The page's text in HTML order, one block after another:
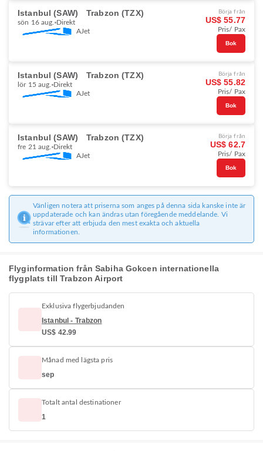
Istanbul (SAW) Trabzon (TZX)
sön 16 aug. Direkt
AJet
Börja från
US$ 55.77
Pris/ Pax
Bok
Istanbul (SAW) Trabzon (TZX)
lör 15 aug. Direkt
AJet
Börja från
US$ 55.82
Pris/ Pax
Bok
Istanbul (SAW) Trabzon (TZX)
fre 21 aug. Direkt
AJet
Börja från
US$ 62.7
Pris/ Pax
Bok
Vänligen notera att priserna som anges på denna sida kanske inte är
uppdaterade och kan ändras utan föregående meddelande. Vi
strävar efter att erbjuda den mest exakta och aktuella
informationen.
Flyginformation från Sabiha Gokcen internationella
flygplats till Trabzon Airport
Exklusiva flygerbjudanden
Istanbul - Trabzon
US$ 42.99
Månad med lägsta pris
sep
Totalt antal destinationer
1